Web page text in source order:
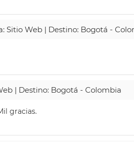
Sitio Web | Destino: Bogotá -
| Destino: Bogotá - Colombia
gracias.